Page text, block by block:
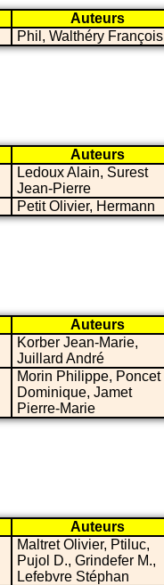
Auteurs
Phil, Walthéry François
Auteurs
Ledoux Alain, Surest
Jean-Pierre
Petit Olivier, Hermann
Auteurs
Korber Jean-Marie,
Juillard André
Morin Philippe, Poncet
Dominique, Jamet
Pierre-Marie
Auteurs
Maltret Olivier, Ptiluc,
Pujol D., Grindefer M.,
Lefebvre Stéphan